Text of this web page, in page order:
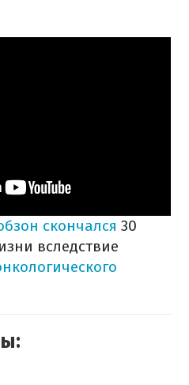
скончался 30
вследствие